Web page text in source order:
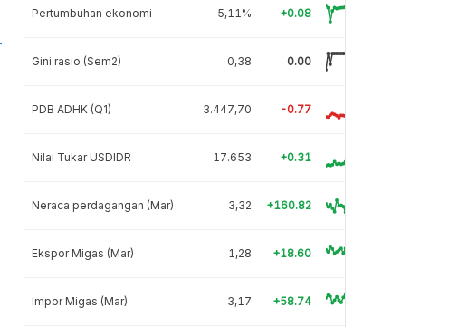
Pertumbuhan ekonomi 5,11% +0.08
Gini rasio (Sem2) 0,38 0.00
PDB ADHK (Q1) 3.447,70 -0.77
Nilai Tukar USDIDR 17.653 +0.31
Neraca perdagangan (Mar) 3,32 +160.82
Ekspor Migas (Mar) 1,28 +18.60
Impor Migas (Mar) 3,17 +58.74